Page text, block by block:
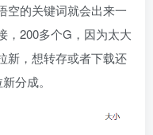
空的关键词就会出来一
，200多个G，因为太大
新，想转存或者下载还
分成。